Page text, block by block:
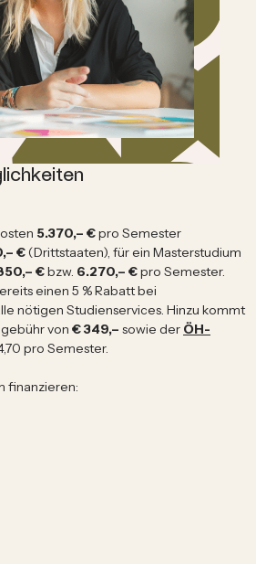
5.370,– €pro Semester
€(Drittstaaten), für ein Masterstudium
€bzw. 6.270,– €pro Semester.
einen 5 % Rabatt bei
nötigen Studienservices. Hinzu kommt
von € 349,– sowie der ÖH-
pro Semester.
finanzieren: